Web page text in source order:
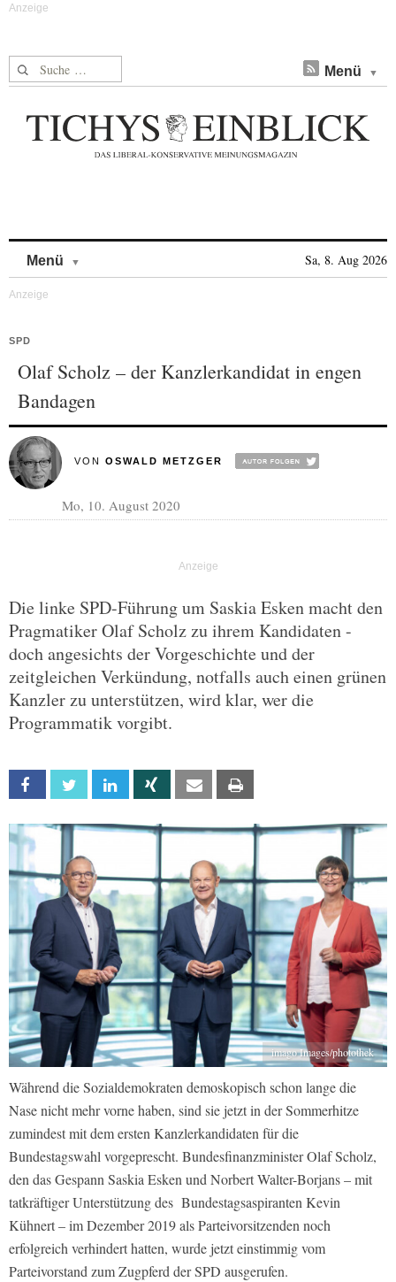
Suche nach: Menü
Menü Sa, 8. Aug 2026
SPD
Olaf Scholz – der Kanzlerkandidat in engen
Bandagen
VON OSWALD METZGER
Mo, 10. August 2020
Die linke SPD-Führung um Saskia Esken macht den
Pragmatiker Olaf Scholz zu ihrem Kandidaten -
doch angesichts der Vorgeschichte und der
zeitgleichen Verkündung, notfalls auch einen grünen
Kanzler zu unterstützen, wird klar, wer die
Programmatik vorgibt.
Facebook Twitter Linkedin Xing Email
imago Images/photothek
Während die Sozialdemokraten demoskopisch schon lange die
Nase nicht mehr vorne haben, sind sie jetzt in der Sommerhitze
zumindest mit dem ersten Kanzlerkandidaten für die
Bundestagswahl vorgeprescht. Bundesfinanzminister Olaf Scholz,
den das Gespann Saskia Esken und Norbert Walter-Borjans – mit
tatkräftiger Unterstützung des Bundestagsaspiranten Kevin
Kühnert – im Dezember 2019 als Parteivorsitzenden noch
erfolgreich verhindert hatten, wurde jetzt einstimmig vom
Parteivorstand zum Zugpferd der SPD ausgerufen.